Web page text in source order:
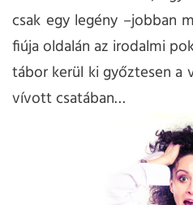
csak egy legény –jobban
fiúja oldalán az irodalmi
tábor kerül ki győztesen a
vívott csatában…